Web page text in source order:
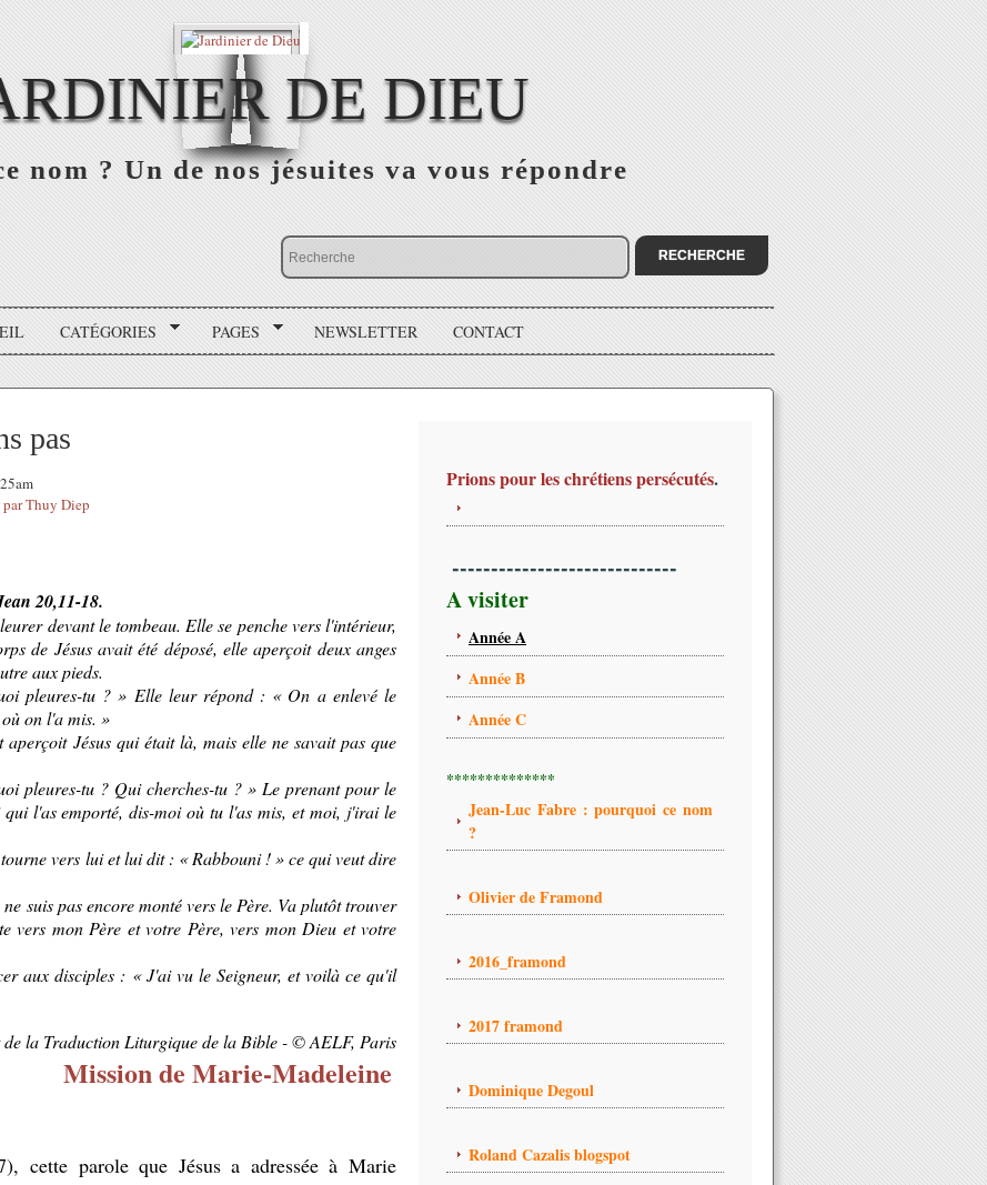
DE DIEU
nom ? Un de nos jésuites va vous répondre
CATÉGORIES PAGES NEWSLETTER CONTACT
pas
par Thuy Diep
20,11-18.
devant le tombeau. Elle se penche vers l'intérieur,
de Jésus avait été déposé, elle aperçoit deux anges
aux pieds.
pleures-tu ? » Elle leur répond : « On a enlevé le
on l'a mis. »
Jésus qui était là, mais elle ne savait pas que
pleures-tu ? Qui cherches-tu ? » Le prenant pour le
l'as emporté, dis-moi où tu l'as mis, et moi, j'irai le
vers lui et lui dit : « Rabbouni ! » ce qui veut dire
suis pas encore monté vers le Père. Va plutôt trouver
vers mon Père et votre Père, vers mon Dieu et votre
aux disciples : « J'ai vu le Seigneur, et voilà ce qu'il
la Traduction Liturgique de la Bible - © AELF, Paris
Mission de Marie-Madeleine
cette parole que Jésus a adressée à Marie
Prions pour les chrétiens persécutés.
-----------------------------
A visiter
Année A
Année B
Année C
**************
Jean-Luc Fabre : pourquoi ce nom
?
Olivier de Framond
2016_framond
2017 framond
Dominique Degoul
Roland Cazalis blogspot